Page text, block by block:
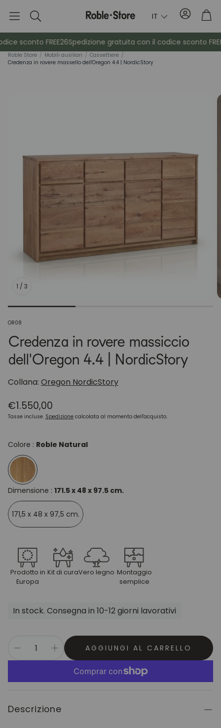
Ricerca IT Conto
Credenze Console
Armadietti
Appendiabiti
sconto FREE26Spedizione gratuita con il codice sconto
Roble Store / Mobili ausiliari / Cassettiere /
Credenza in rovere massello dell'Oregon 4.4 | NordicStory
1 / 3
Codice
OR08
Credenza in rovere massiccio
dell'Oregon 4.4 | NordicStory
Collana: Oregon NordicStory
Prezzo
normale
€1.550,00
Tasse incluse. Spedizione calcolata al momento dell'acquisto.
Colore : Roble Natural
Dimensione : 171.5 x 48 x 97.5 cm.
171,5 x 48 x 97,5 cm.
Prodotto in
Europa
Kit di curaVero legno Montaggio
semplice
In stock. Consegna in 10-12 giorni lavorativi
AGGIUNGI AL CARRELLO
Descrizione